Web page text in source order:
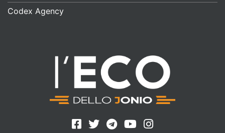
Codex Agency